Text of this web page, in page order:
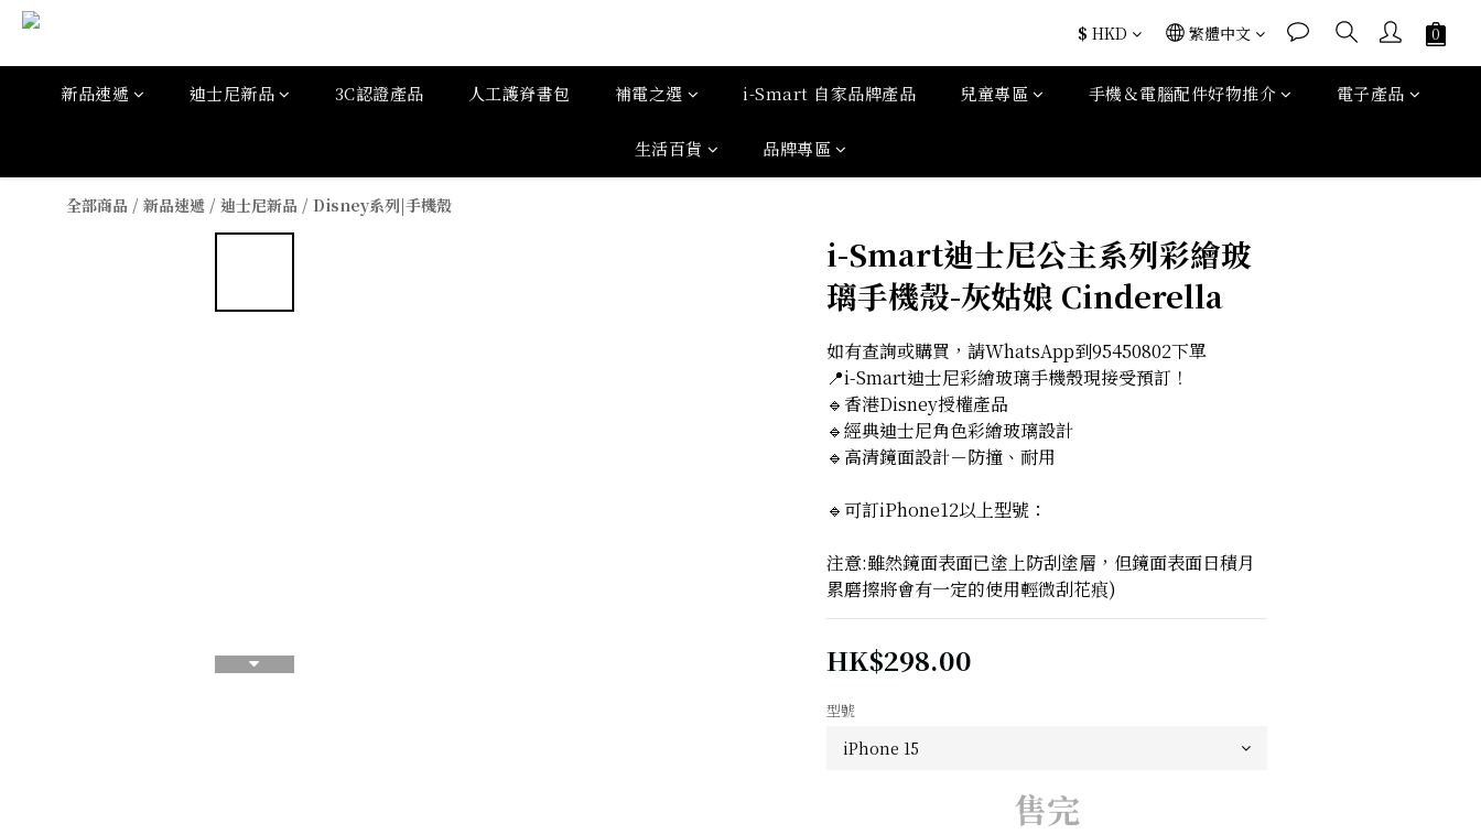
$ HKD 繁體中文
新品速遞 迪士尼新品 3C認證產品 人工護脊書包 補電之選 i-Smart 自家品牌產品 兒童專區 手機＆電腦配件好物推介 電子產品
生活百貨 品牌專區
全部商品 / 新品速遞 / 迪士尼新品 / Disney系列|手機殼
i-Smart迪士尼公主系列彩繪玻
璃手機殼-灰姑娘 Cinderella
如有查詢或購買，請WhatsApp到95450802下單
📍i-Smart迪士尼彩繪玻璃手機殼現接受預訂！
🔹香港Disney授權產品
🔹經典迪士尼角色彩繪玻璃設計
🔹高清鏡面設計－防撞、耐用
🔹可訂iPhone12以上型號：
注意:雖然鏡面表面已塗上防刮塗層，但鏡面表面日積月
累磨擦將會有一定的使用輕微刮花㾗)
HK$298.00
型號
售完